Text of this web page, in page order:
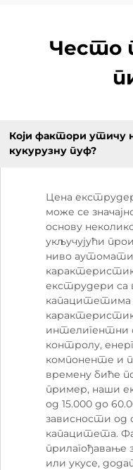
Често
Који фактори утичу
кукурузну пуф?
Цена
може се
основу
укључујући
ниво
екструдери са
капацитетима
интелигентни
контролу,
компоненте и
времену биће
пример, наши
од 15.000 до
зависности од
капацитета.
прилагођавање
или укусе,